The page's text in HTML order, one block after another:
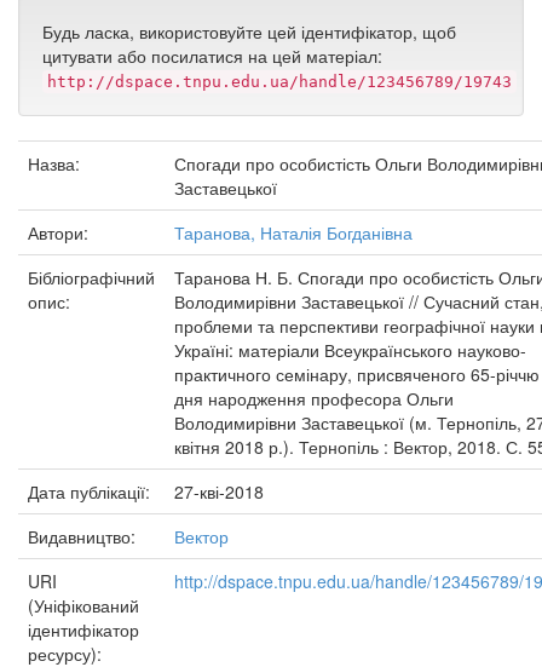
Будь ласка, використовуйте цей ідентифікатор, щоб
цитувати або посилатися на цей матеріал:
http://dspace.tnpu.edu.ua/handle/123456789/19743
Назва:
Спогади про особистість Ольги
Заставецької
Автори:
Таранова, Наталія Богданівна
Бібліографічний
опис:
Таранова Н. Б. Спогади про особистість
Володимирівни Заставецької // Сучасний
проблеми та перспективи географічної науки
Україні: матеріали Всеукраїнського науково-
практичного семінару, присвяченого 65-
дня народження професора Ольги
Володимирівни Заставецької (м. Тернопіль,
квітня 2018 р.). Тернопіль : Вектор, 2018. С.
Дата публікації:
27-кві-2018
Видавництво:
Вектор
URI
(Уніфікований
ідентифікатор
ресурсу):
http://dspace.tnpu.edu.ua/handle/123456789/